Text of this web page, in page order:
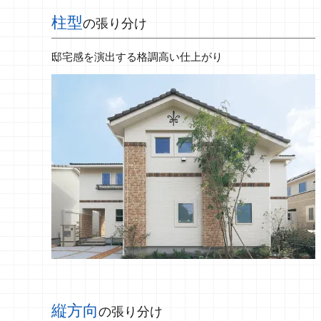
柱型の張り分け
邸宅感を演出する格調高い仕上がり
縦方向の張り分け